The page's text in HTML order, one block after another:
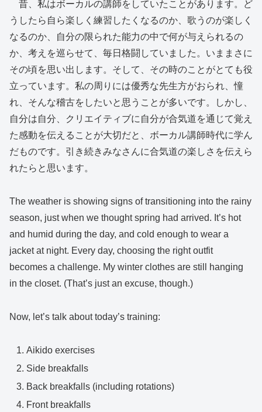
昔、私はボーカルの講師をしていたことがあります。ど
うしたら自ら楽しく練習したくなるのか、歌うのが楽しく
なるのか、自分の限られた能力の中で何が与えられるの
か、考えを巡らせて、毎日格闘していました。いままさに
その頃を思い出します。そして、その時のことがとても役
立っています。私の周りには優秀な先生方がおられ、憧
れ、そんな稽古をしたいと思うことが多いです。しかし、
自分は自分、クリエイティブに自分が合気道を通じて覚え
た感動を伝えることが大切だと、ボーカル講師時代に学ん
だものです。引き続きみなさんに合気道の楽しさを伝えら
れたらと思います。
The weather is showing signs of transitioning into the rainy
season, just when we thought spring had arrived. It’s hot
and humid during the day, and cold enough to wear a
jacket at night. Every day, choosing the right outfit
becomes a challenge. My winter clothes are still hanging
in the closet. (That’s just an excuse, though.)
Now, let’s talk about today’s training:
Aikido exercises
Side breakfalls
Back breakfalls (including rotations)
Front breakfalls